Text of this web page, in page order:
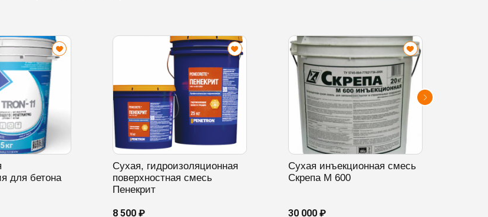
для бетона
Сухая, гидроизоляционная
поверхностная смесь
Пенекрит
8 500 ₽
Сухая инъекционная смесь
Скрепа М 600
30 000 ₽